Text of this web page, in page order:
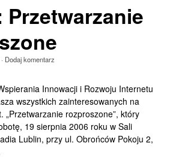
Dodaj komentarz
Innowacji i Rozwoju Internetu
wszystkich zainteresowanych na
„Przetwarzanie rozproszone”, który
19 sierpnia 2006 roku w Sali
Lublin, przy ul. Obrońców Pokoju 2,